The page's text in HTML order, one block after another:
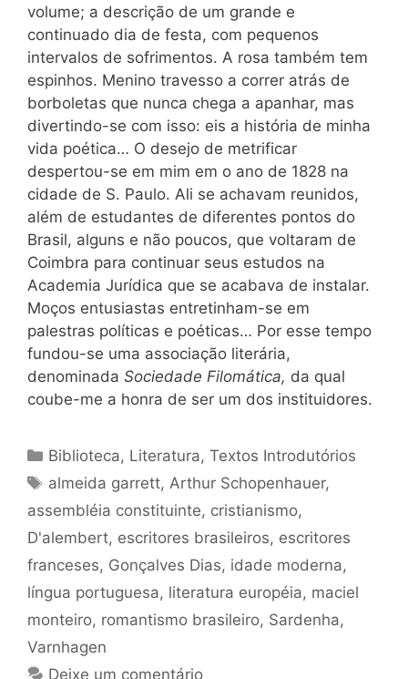
volume; a descrição de um grande e
continuado dia de festa, com pequenos
intervalos de sofrimentos. A rosa também tem
espinhos. Menino travesso a correr atrás de
borboletas que nunca chega a apanhar, mas
divertindo-se com isso: eis a história de minha
vida poética… O desejo de metrificar
despertou-se em mim em o ano de 1828 na
cidade de S. Paulo. Ali se achavam reunidos,
além de estudantes de diferentes pontos do
Brasil, alguns e não poucos, que voltaram de
Coimbra para continuar seus estudos na
Academia Jurídica que se acabava de instalar.
Moços entusiastas entretinham-se em
palestras políticas e poéticas… Por esse tempo
fundou-se uma associação literária,
denominada Sociedade Filomática, da qual
coube-me a honra de ser um dos instituidores.
Categorias
Biblioteca, Literatura,Textos Introdutórios
Tags
almeida garrett,Arthur Schopenhauer,
assembléia constituinte, cristianismo,
D'alembert, escritores brasileiros, escritores
franceses, Gonçalves Dias, idade moderna,
língua portuguesa, literatura européia, maciel
monteiro, romantismo brasileiro, Sardenha,
Varnhagen
Deixe um comentário